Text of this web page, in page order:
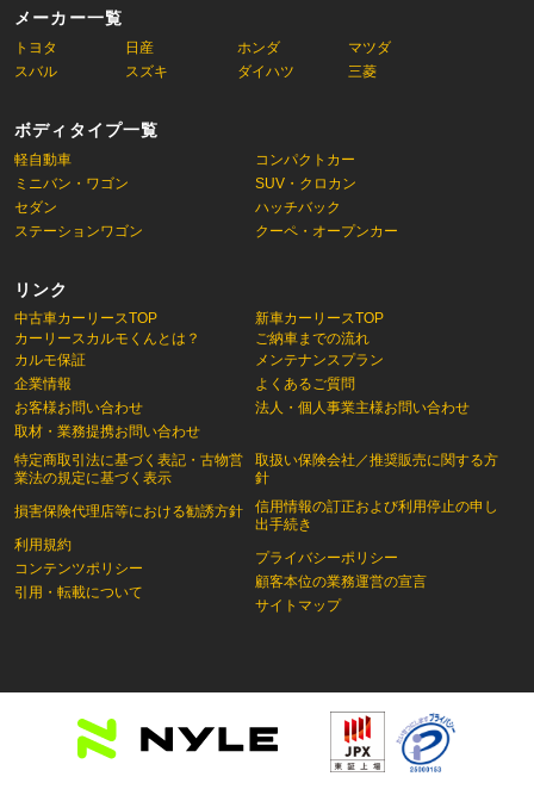
メーカー一覧
トヨタ 日産 ホンダ
マツダ
スバル
スズキ ダイハツ 三菱
ボディタイプ一覧
軽自動車
コンパクトカー
ミニバン・ワゴン
SUV・クロカン
セダン
ハッチバック
ステーションワゴン
クーペ・オープンカー
リンク
中古車カーリースTOP
カーリースカルモくんとは？
新車カーリースTOP
ご納車までの流れ
カルモ保証
企業情報
お客様お問い合わせ
取材・業務提携お問い合わせ
特定商取引法に基づく表記・古物営
業法の規定に基づく表示
損害保険代理店等における勧誘方針
利用規約
コンテンツポリシー
引用・転載について
メンテナンスプラン
よくあるご質問
法人・個人事業主様お問い合わせ
取扱い保険会社／推奨販売に関する方
針
信用情報の訂正および利用停止の申し
出手続き
プライバシーポリシー
顧客本位の業務運営の宣言
サイトマップ